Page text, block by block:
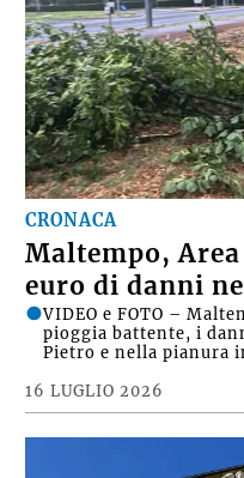
CRONACA
Maltempo,
euro di danni
16 LUGLIO 2026
VIDEO e FOTO –
pioggia battente, i
Pietro e nella pianura